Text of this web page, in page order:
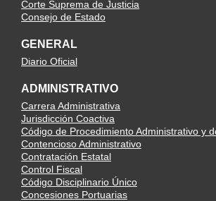
Corte Suprema de Justicia
Consejo de Estado
GENERAL
Diario Oficial
ADMINISTRATIVO
Carrera Administrativa
Jurisdicción Coactiva
Código de Procedimiento Administrativo y
Contencioso Administrativo
Contratación Estatal
Control Fiscal
Código Disciplinario Único
Concesiones Portuarias